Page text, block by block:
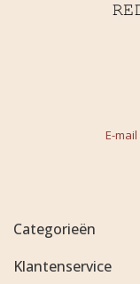
E-mail
Categorieën
Klantenservice